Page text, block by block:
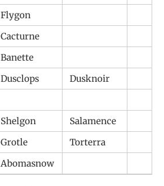
Flygon
Cacturne
Banette
Dusclops
Dusknoir
Shelgon
Salamence
Grotle
Torterra
Abomasnow